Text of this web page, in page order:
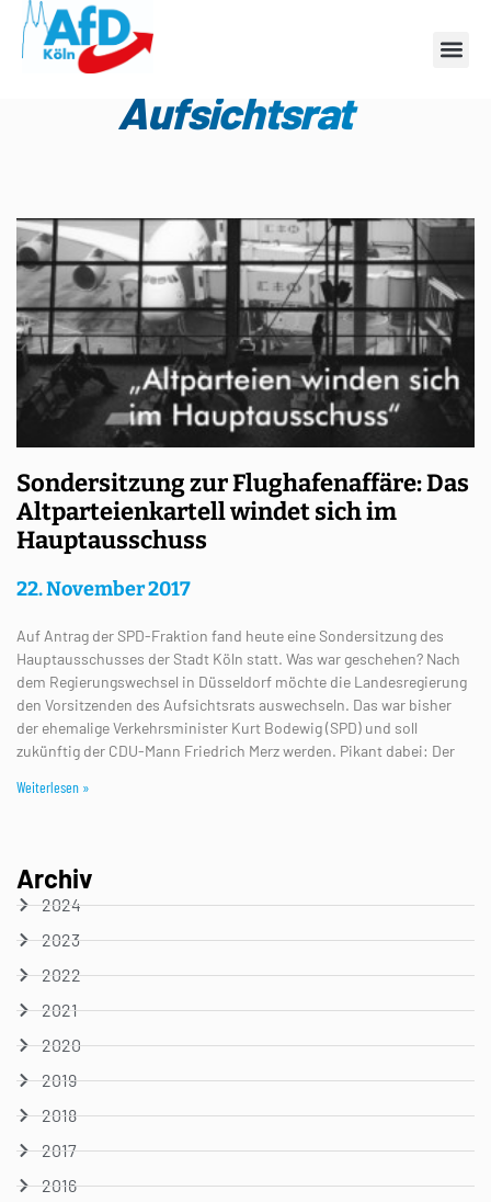
Schlagwort:
Aufsichtsrat
Sondersitzung zur Flughafenaffäre: Das
Altparteienkartell windet sich im
Hauptausschuss
22. November 2017
Auf Antrag der SPD-Fraktion fand heute eine Sondersitzung des
Hauptausschusses der Stadt Köln statt. Was war geschehen? Nach
dem Regierungswechsel in Düsseldorf möchte die Landesregierung
den Vorsitzenden des Aufsichtsrats auswechseln. Das war bisher
der ehemalige Verkehrsminister Kurt Bodewig (SPD) und soll
zukünftig der CDU-Mann Friedrich Merz werden. Pikant dabei: Der
Weiterlesen »
Archiv
2024
2023
2022
2021
2020
2019
2018
2017
2016